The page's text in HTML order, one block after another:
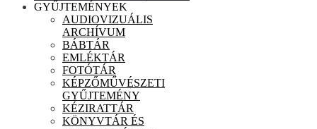
GYŰJTEMÉNYEK
AUDIOVIZUÁLIS
ARCHÍVUM
BÁBTÁR
EMLÉKTÁR
FOTÓTÁR
KÉPZŐMŰVÉSZETI
GYŰJTEMÉNY
KÉZIRATTÁR
KÖNYVTÁR ÉS